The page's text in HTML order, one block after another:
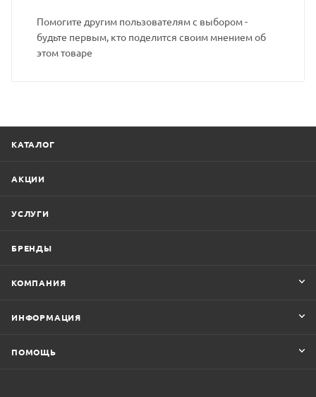
Помогите другим пользователям с выбором -
будьте первым, кто поделится своим мнением об
этом товаре
КАТАЛОГ
АКЦИИ
УСЛУГИ
БРЕНДЫ
КОМПАНИЯ
ИНФОРМАЦИЯ
ПОМОЩЬ